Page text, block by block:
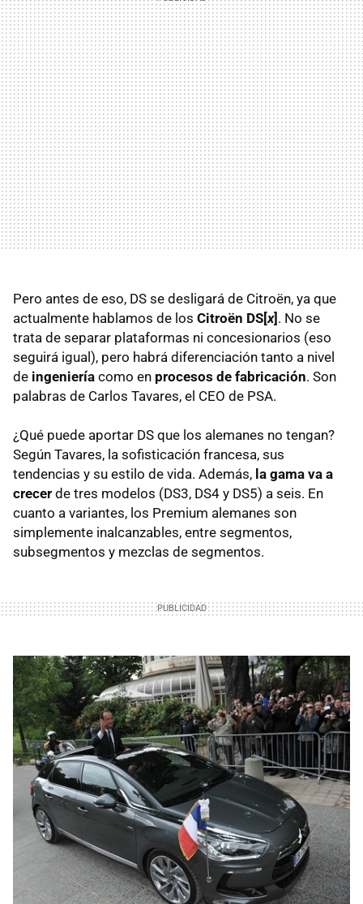
Pero antes de eso, DS se desligará de Citroën, ya que
actualmente hablamos de los Citroën DS[x] . No se
trata de separar plataformas ni concesionarios (eso
seguirá igual), pero habrá diferenciación tanto a nivel
de ingeniería como en procesos de fabricación. Son
palabras de Carlos Tavares, el CEO de PSA.
¿Qué puede aportar DS que los alemanes no tengan?
Según Tavares, la sofisticación francesa, sus
tendencias y su estilo de vida. Además, la gama va a
crecer de tres modelos (DS3, DS4 y DS5) a seis. En
cuanto a variantes, los Premium alemanes son
simplemente inalcanzables, entre segmentos,
subsegmentos y mezclas de segmentos.